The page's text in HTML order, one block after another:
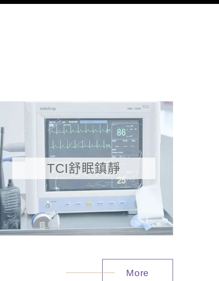
TCI舒眠鎮靜
More